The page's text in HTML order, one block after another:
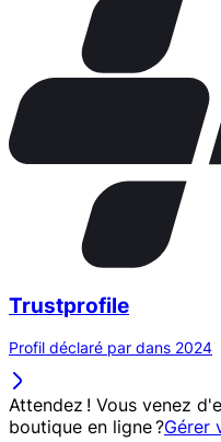
Trustprofile
Profil déclaré par dans 2024
Attendez ! Vous venez
boutique en ligne ?Gérer